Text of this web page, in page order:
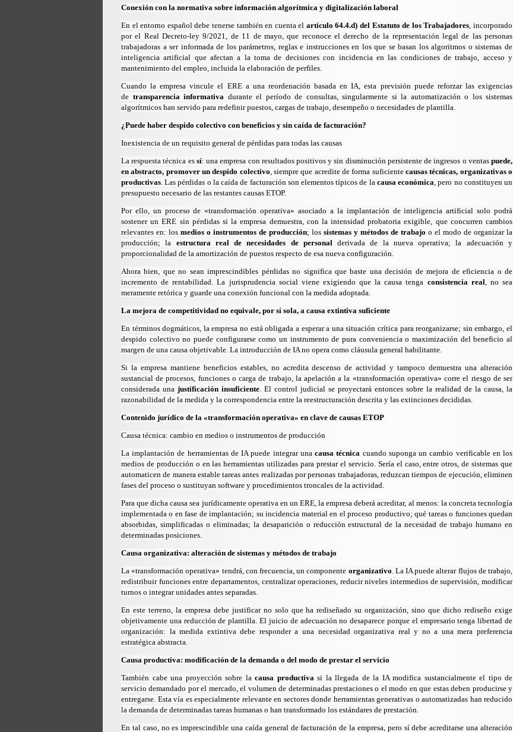
Conexión con la normativa sobre información algorítmica y digitalización laboral
En el entorno español debe tenerse también en cuenta el artículo 64.4.d) del Estatuto de los Trabajadores, incorporado
por el Real Decreto-ley 9/2021, de 11 de mayo, que reconoce el derecho de la representación legal de las personas
trabajadoras a ser informada de los parámetros, reglas e instrucciones en los que se basan los algoritmos o sistemas de
inteligencia artificial que afectan a la toma de decisiones con incidencia en las condiciones de trabajo, acceso y
mantenimiento del empleo, incluida la elaboración de perfiles.
Cuando la empresa vincule el ERE a una reordenación basada en IA, esta previsión puede reforzar las exigencias
de transparencia informativa durante el período de consultas, singularmente si la automatización o los sistemas
algorítmicos han servido para redefinir puestos, cargas de trabajo, desempeño o necesidades de plantilla.
¿Puede haber despido colectivo con beneficios y sin caída de facturación?
Inexistencia de un requisito general de pérdidas para todas las causas
La respuesta técnica es sí: una empresa con resultados positivos y sin disminución persistente de ingresos o ventaspuede,
en abstracto, promover un despido colectivo, siempre que acredite de forma suficientecausas técnicas, organizativas o
productivas. Las pérdidas o la caída de facturación son elementos típicos de la causa económica, pero no constituyen un
presupuesto necesario de las restantes causas ETOP.
Por ello, un proceso de «transformación operativa» asociado a la implantación de inteligencia artificial solo podrá
sostener un ERE sin pérdidas si la empresa demuestra, con la intensidad probatoria exigible, que concurren cambios
relevantes en: los medios o instrumentos de producción; los sistemas y métodos de trabajo o el modo de organizar la
producción; la estructura real de necesidades de personalderivada de la nueva operativa; la adecuación y
proporcionalidad de la amortización de puestos respecto de esa nueva configuración.
Ahora bien, que no sean imprescindibles pérdidas no significa que baste una decisión de mejora de eficiencia o de
incremento de rentabilidad. La jurisprudencia social viene exigiendo que la causa tenga consistencia real, no sea
meramente retórica y guarde una conexión funcional con la medida adoptada.
La mejora de competitividad no equivale, por sí sola, a causa extintiva suficiente
En términos dogmáticos, la empresa no está obligada a esperar a una situación crítica para reorganizarse; sin embargo, el
despido colectivo no puede configurarse como un instrumento de pura conveniencia o maximización del beneficio al
margen de una causa objetivable. La introducción de IA no opera como cláusula general habilitante.
Si la empresa mantiene beneficios estables, no acredita descenso de actividad y tampoco demuestra una alteración
sustancial de procesos, funciones o carga de trabajo, la apelación a la «transformación operativa» corre el riesgo de ser
considerada una justificación insuficiente. El control judicial se proyectará entonces sobre la realidad de la causa, la
razonabilidad de la medida y la correspondencia entre la reestructuración descrita y las extinciones decididas.
Contenido jurídico de la «transformación operativa» en clave de causas ETOP
Causa técnica: cambio en medios o instrumentos de producción
La implantación de herramientas de IA puede integrar unacausa técnica cuando suponga un cambio verificable en los
medios de producción o en las herramientas utilizadas para prestar el servicio. Sería el caso, entre otros, de sistemas que
automaticen de manera estable tareas antes realizadas por personas trabajadoras, reduzcan tiempos de ejecución, eliminen
fases del proceso o sustituyan software y procedimientos troncales de la actividad.
Para que dicha causa sea jurídicamente operativa en un ERE, la empresa deberá acreditar, al menos: la concreta tecnología
implementada o en fase de implantación; su incidencia material en el proceso productivo; qué tareas o funciones quedan
absorbidas, simplificadas o eliminadas; la desaparición o reducción estructural de la necesidad de trabajo humano en
determinadas posiciones.
Causa organizativa: alteración de sistemas y métodos de trabajo
La «transformación operativa» tendrá, con frecuencia, un componente organizativo. La IA puede alterar flujos de trabajo,
redistribuir funciones entre departamentos, centralizar operaciones, reducir niveles intermedios de supervisión, modificar
turnos o integrar unidades antes separadas.
En este terreno, la empresa debe justificar no solo que ha rediseñado su organización, sino que dicho rediseño exige
objetivamente una reducción de plantilla. El juicio de adecuación no desaparece porque el empresario tenga libertad de
organización: la medida extintiva debe responder a una necesidad organizativa real y no a una mera preferencia
estratégica abstracta.
Causa productiva: modificación de la demanda o del modo de prestar el servicio
También cabe una proyección sobre la causa productivasi la llegada de la IA modifica sustancialmente el tipo de
servicio demandado por el mercado, el volumen de determinadas prestaciones o el modo en que estas deben producirse y
entregarse. Esta vía es especialmente relevante en sectores donde herramientas generativas o automatizadas han reducido
la demanda de determinadas tareas humanas o han transformado los estándares de prestación.
En tal caso, no es imprescindible una caída general de facturación de la empresa, pero sí debe acreditarse una alteración